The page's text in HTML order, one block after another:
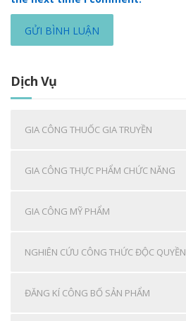
Dịch Vụ
GIA CÔNG THUỐC GIA TRUYỀN
GIA CÔNG THỰC PHẨM CHỨC NĂNG
GIA CÔNG MỸ PHẨM
NGHIÊN CỨU CÔNG THỨC ĐỘC QUYỀN
ĐĂNG KÍ CÔNG BỐ SẢN PHẨM